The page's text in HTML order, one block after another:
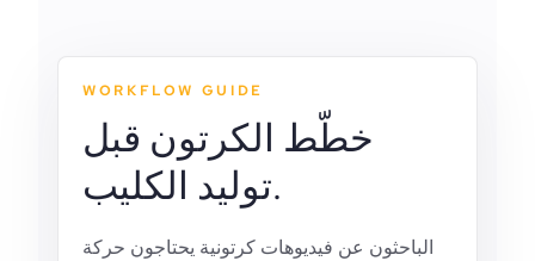
WORKFLOW GUIDE
خطّط الكرتون قبل
توليد الكليب.
الباحثون عن فيديوهات كرتونية يحتاجون حركة